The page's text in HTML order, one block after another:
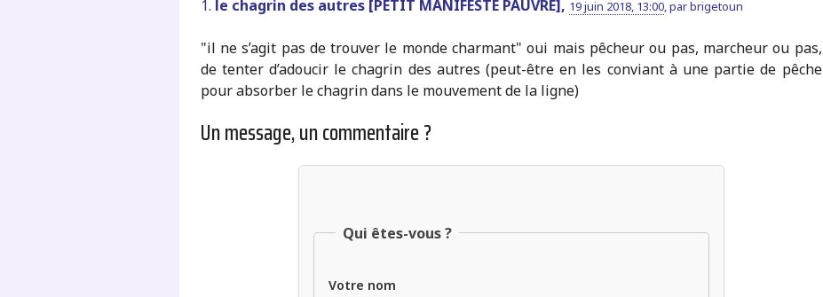
1. le chagrin des autres [PETIT MANIFESTE PAUVRE], 19 juin 2018, 13:00,parbrigetoun
"il ne s’agit pas de trouver le monde charmant" oui mais pêcheur ou pas, marcheur ou pas,
de tenter d’adoucir le chagrin des autres (peut-être en les conviant à une partie de pêche
pour absorber le chagrin dans le mouvement de la ligne)
Un message, un commentaire ?
Qui êtes-vous ?
Votre nom